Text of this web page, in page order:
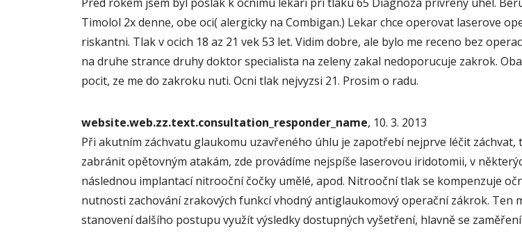
Timolol 2x denne, obe oci( alergicky na Combigan.) Lekar chce operovat laserove
riskantni. Tlak v ocich 18 az 21 vek 53 let. Vidim dobre, ale bylo me receno bez
na druhe strance druhy doktor specialista na zeleny zakal nedoporucuje zakrok.
pocit, ze me do zakroku nuti. Ocni tlak nejvyzsi 21. Prosim o radu.
website.web.zz.text.consultation_responder_name, 10. 3. 2013
Při akutním záchvatu glaukomu uzavřeného úhlu je zapotřebí nejprve léčit
zabránit opětovným atakám, zde provádíme nejspíše laserovou iridotomii, v
následnou implantací nitrooční čočky umělé, apod. Nitrooční tlak se kompenzuje
nutnosti zachování zrakových funkcí vhodný antiglaukomový operační zákrok. Ten
stanovení dalšího postupu využít výsledky dostupných vyšetření, hlavně se